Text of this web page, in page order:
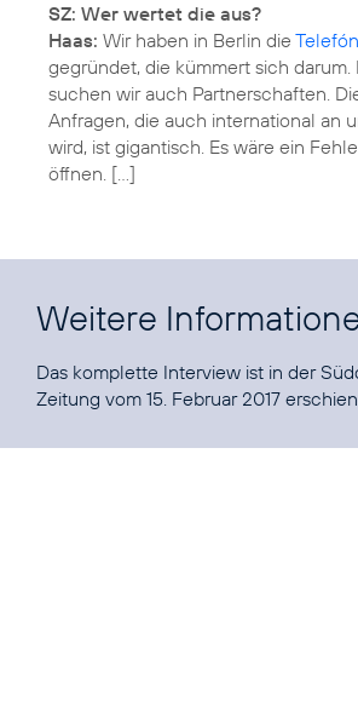
SZ: Wer wertet die aus?
Haas: Wir haben in Berlin die
gegründet, die kümmert sich darum.
suchen wir auch Partnerschaften.
Anfragen, die auch international an
wird, ist gigantisch. Es wäre ein
öffnen. […]
Weitere
Das komplette Interview ist in der
Zeitung vom 15. Februar 2017